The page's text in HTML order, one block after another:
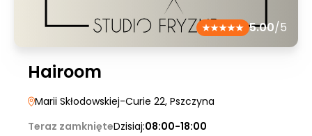
5.00/5
Hairoom
Marii Skłodowskiej-Curie 22, Pszczyna
Teraz zamknięteDzisiaj:08:00-18:00